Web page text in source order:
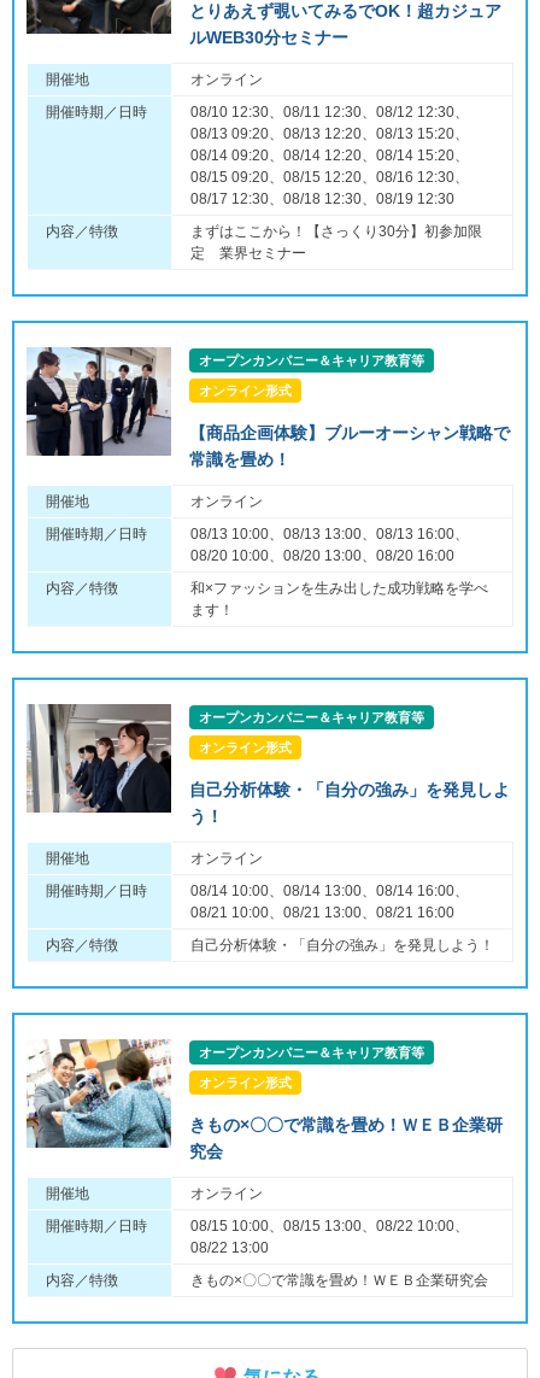
とりあえず覗いてみるでOK！超カジュア
ルWEB30分セミナー
開催地
オンライン
開催時期／日時
08/10 12:30、08/11 12:30、08/12 12:30、
08/13 09:20、08/13 12:20、08/13 15:20、
08/14 09:20、08/14 12:20、08/14 15:20、
08/15 09:20、08/15 12:20、08/16 12:30、
08/17 12:30、08/18 12:30、08/19 12:30
内容／特徴
まずはここから！【さっくり30分】初参加限
定 業界セミナー
オープンカンパニー＆キャリア教育等
オンライン形式
【商品企画体験】ブルーオーシャン戦略で
常識を畳め！
開催地
オンライン
開催時期／日時
08/13 10:00、08/13 13:00、08/13 16:00、
08/20 10:00、08/20 13:00、08/20 16:00
内容／特徴
和×ファッションを生み出した成功戦略を学べ
ます！
オープンカンパニー＆キャリア教育等
オンライン形式
自己分析体験・「自分の強み」を発見しよ
う！
開催地
オンライン
開催時期／日時
08/14 10:00、08/14 13:00、08/14 16:00、
08/21 10:00、08/21 13:00、08/21 16:00
内容／特徴
自己分析体験・「自分の強み」を発見しよう！
オープンカンパニー＆キャリア教育等
オンライン形式
きもの×〇〇で常識を畳め！ＷＥＢ企業研
究会
開催地
オンライン
開催時期／日時
08/15 10:00、08/15 13:00、08/22 10:00、
08/22 13:00
内容／特徴
きもの×〇〇で常識を畳め！ＷＥＢ企業研究会